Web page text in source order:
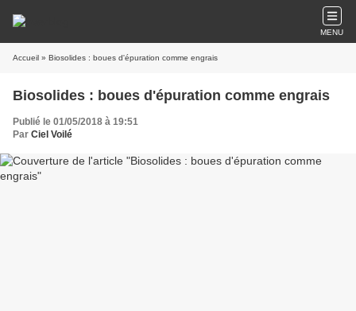
MENU
Accueil » Biosolides : boues d'épuration comme engrais
Biosolides : boues d'épuration comme engrais
Publié le 01/05/2018 à 19:51
Par Ciel Voilé